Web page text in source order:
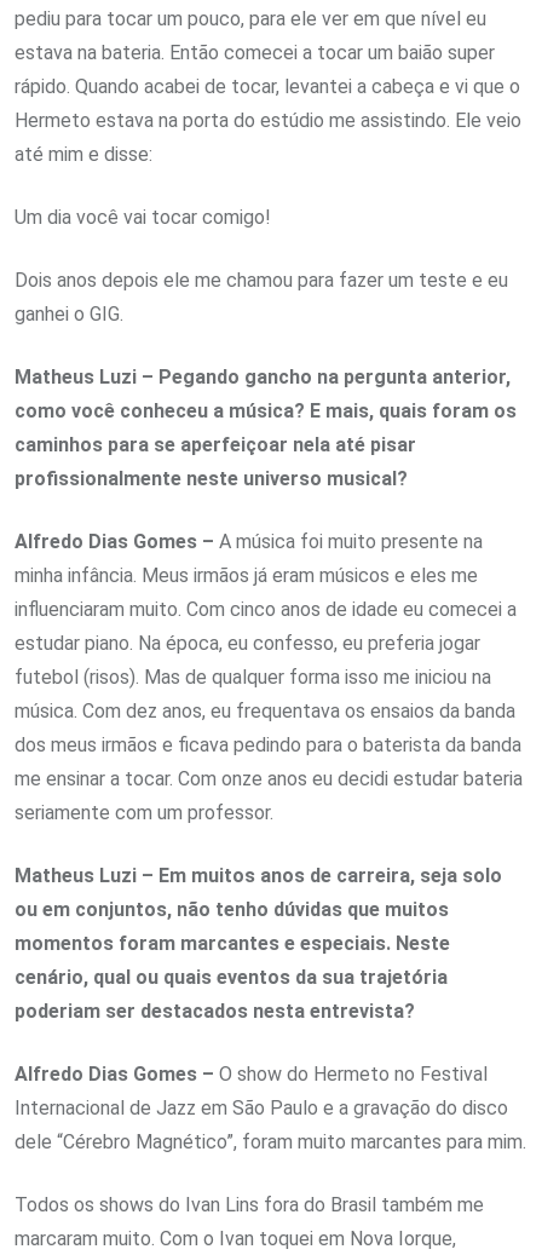
pediu para tocar um pouco, para ele ver em que nível eu
estava na bateria. Então comecei a tocar um baião super
rápido. Quando acabei de tocar, levantei a cabeça e vi que o
Hermeto estava na porta do estúdio me assistindo. Ele veio
até mim e disse:
Um dia você vai tocar comigo!
Dois anos depois ele me chamou para fazer um teste e eu
ganhei o GIG.
Matheus Luzi – Pegando gancho na pergunta anterior,
como você conheceu a música? E mais, quais foram os
caminhos para se aperfeiçoar nela até pisar
profissionalmente neste universo musical?
Alfredo Dias Gomes – A música foi muito presente na
minha infância. Meus irmãos já eram músicos e eles me
influenciaram muito. Com cinco anos de idade eu comecei a
estudar piano. Na época, eu confesso, eu preferia jogar
futebol (risos). Mas de qualquer forma isso me iniciou na
música. Com dez anos, eu frequentava os ensaios da banda
dos meus irmãos e ficava pedindo para o baterista da banda
me ensinar a tocar. Com onze anos eu decidi estudar bateria
seriamente com um professor.
Matheus Luzi – Em muitos anos de carreira, seja solo
ou em conjuntos, não tenho dúvidas que muitos
momentos foram marcantes e especiais. Neste
cenário, qual ou quais eventos da sua trajetória
poderiam ser destacados nesta entrevista?
Alfredo Dias Gomes – O show do Hermeto no Festival
Internacional de Jazz em São Paulo e a gravação do disco
dele “Cérebro Magnético”, foram muito marcantes para mim.
Todos os shows do Ivan Lins fora do Brasil também me
marcaram muito. Com o Ivan toquei em Nova Iorque,